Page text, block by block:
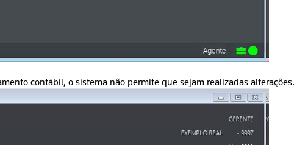
contábil, o sistema não permite que sejam realizadas alterações.